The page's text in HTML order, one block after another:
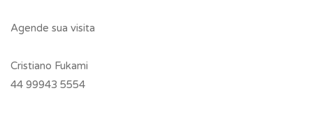
Agende sua visita
Cristiano Fukami
44 99943 5554